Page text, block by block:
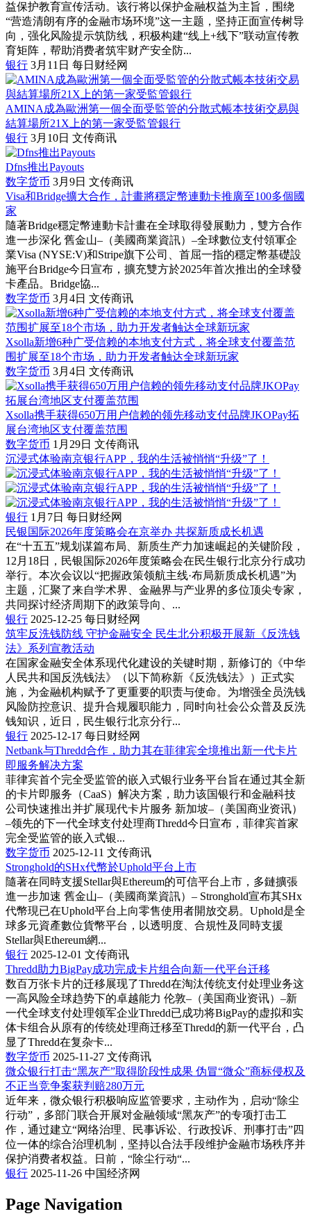
益保护教育宣传活动。该行将以保护金融权益为主旨，围绕
“营造清朗有序的金融市场环境”这一主题，坚持正面宣传树导
向，强化风险提示筑防线，积极构建“线上+线下”联动宣传教
育矩阵，帮助消费者筑牢财产安全防...
银行 3月11日 每日财经网
AMINA成為歐洲第一個全面受監管的分散式帳本技術交易與
結算場所21X上的第一家受監管銀行
银行 3月10日 文传商讯
Dfns推出Payouts
数字货币 3月9日 文传商讯
Visa和Bridge擴大合作，計畫將穩定幣連動卡推廣至100多個國
家
隨著Bridge穩定幣連動卡計畫在全球取得發展動力，雙方合作
進一步深化 舊金山–（美國商業資訊）–全球數位支付領軍企
業Visa (NYSE:V)和Stripe旗下公司、首屈一指的穩定幣基礎設
施平台Bridge今日宣布，擴充雙方於2025年首次推出的全球發
卡產品。Bridge協...
数字货币 3月4日 文传商讯
Xsolla新增6种广受信赖的本地支付方式，将全球支付覆盖范
围扩展至18个市场，助力开发者触达全球新玩家
数字货币 3月4日 文传商讯
Xsolla携手获得650万用户信赖的领先移动支付品牌JKOPay拓
展台湾地区支付覆盖范围
数字货币 1月29日 文传商讯
沉浸式体验南京银行APP，我的生活被悄悄“升级”了！
银行 1月7日 每日财经网
民银国际2026年度策略会在京举办 共探新质成长机遇
在“十五五”规划谋篇布局、新质生产力加速崛起的关键阶段，
12月18日，民银国际2026年度策略会在民生银行北京分行成功
举行。本次会议以“把握政策领航主线·布局新质成长机遇”为
主题，汇聚了来自学术界、金融界与产业界的多位顶尖专家，
共同探讨经济周期下的政策导向、...
银行 2025-12-25 每日财经网
筑牢反洗钱防线 守护金融安全 民生北分积极开展新《反洗钱
法》系列宣教活动
在国家金融安全体系现代化建设的关键时期，新修订的《中华
人民共和国反洗钱法》（以下简称新《反洗钱法》）正式实
施，为金融机构赋予了更重要的职责与使命。为增强全员洗钱
风险防控意识、提升合规履职能力，同时向社会公众普及反洗
钱知识，近日，民生银行北京分行...
银行 2025-12-17 每日财经网
Netbank与Thredd合作，助力其在菲律宾全境推出新一代卡片
即服务解决方案
菲律宾首个完全受监管的嵌入式银行业务平台旨在通过其全新
的卡片即服务（CaaS）解决方案，助力该国银行和金融科技
公司快速推出并扩展现代卡片服务 新加坡–（美国商业资讯）
–领先的下一代全球支付处理商Thredd今日宣布，菲律宾首家
完全受监管的嵌入式银...
数字货币 2025-12-11 文传商讯
Stronghold的SHx代幣於Uphold平台上市
隨著在同時支援Stellar與Ethereum的可信平台上市，多鏈擴張
進一步加速 舊金山–（美國商業資訊）– Stronghold宣布其SHx
代幣現已在Uphold平台上向零售使用者開放交易。Uphold是全
球多元資產數位貨幣平台，以透明度、合規性及同時支援
Stellar與Ethereum網...
银行 2025-12-01 文传商讯
Thredd助力BigPay成功完成卡片组合向新一代平台迁移
数百万张卡片的迁移展现了Thredd在淘汰传统支付处理业务这
一高风险全球趋势下的卓越能力 伦敦–（美国商业资讯）–新
一代全球支付处理领军企业Thredd已成功将BigPay的虚拟和实
体卡组合从原有的传统处理商迁移至Thredd的新一代平台，凸
显了Thredd在复杂卡...
数字货币 2025-11-27 文传商讯
微众银行打击“黑灰产”取得阶段性成果 伪冒“微众”商标侵权及
不正当竞争案获判赔280万元
近年来，微众银行积极响应监管要求，主动作为，启动“除尘
行动”，多部门联合开展对金融领域“黑灰产”的专项打击工
作，通过建立“网络治理、民事诉讼、行政投诉、刑事打击”四
位一体的综合治理机制，坚持以合法手段维护金融市场秩序并
保护消费者权益。日前，“除尘行动“...
银行 2025-11-26 中国经济网
Page Navigation